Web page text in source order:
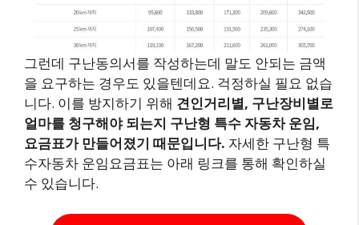
그런데 구난동의서를 작성하는데 말도 안되는 금액
을 요구하는 경우도 있을텐데요. 걱정하실 필요 없습
니다. 이를 방지하기 위해 견인거리별, 구난장비별로
얼마를 청구해야 되는지 구난형 특수 자동차 운임,
요금표가 만들어졌기 때문입니다. 자세한 구난형 특
수자동차 운임요금표는 아래 링크를 통해 확인하실
수 있습니다.